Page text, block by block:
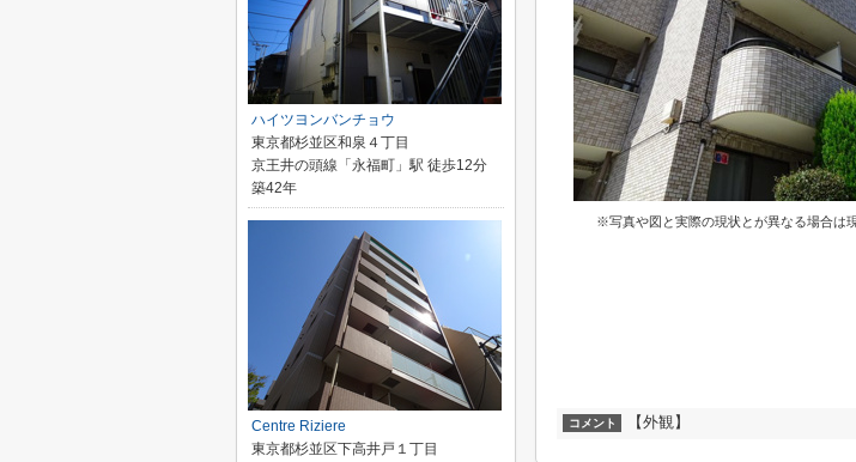
※写真や図と実際の現状とが異なる場合は
コメント 【外観】
ハイツヨンバンチョウ
東京都杉並区和泉４丁目
京王井の頭線「永福町」駅 徒歩12分
築42年
Centre Riziere
東京都杉並区下高井戸１丁目